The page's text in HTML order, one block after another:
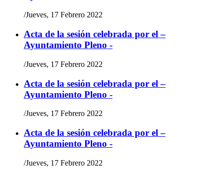
/Jueves, 17 Febrero 2022
Acta de la sesión celebrada por el –
Ayuntamiento Pleno -
/Jueves, 17 Febrero 2022
Acta de la sesión celebrada por el –
Ayuntamiento Pleno -
/Jueves, 17 Febrero 2022
Acta de la sesión celebrada por el –
Ayuntamiento Pleno -
/Jueves, 17 Febrero 2022